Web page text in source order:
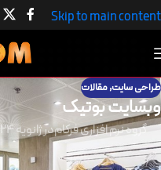
Skip to main content
طراحی سایت,مقالات
وبسایت بوتیک
گروه نرم افزاری فرکامدر ژانویه 24, 2020